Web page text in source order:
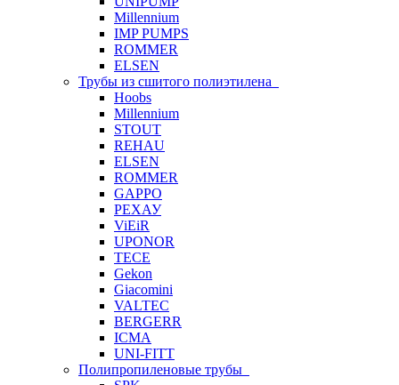
Millennium
IMP PUMPS
ROMMER
ELSEN
Трубы из сшитого полиэтилена
Hoobs
Millennium
STOUT
REHAU
ELSEN
ROMMER
GAPPO
РЕХАУ
ViEiR
UPONOR
TECE
Gekon
Giacomini
VALTEC
BERGERR
ICMA
UNI-FITT
Полипропиленовые трубы